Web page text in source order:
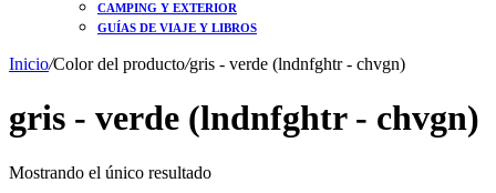
CAMPING Y EXTERIOR
GUÍAS DE VIAJE Y LIBROS
Inicio/Color del producto/gris - verde (lndnfghtr - chvgn)
gris - verde (lndnfghtr - chvgn)
Mostrando el único resultado